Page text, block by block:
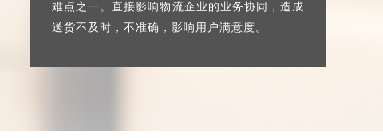
难点之一。直接影响物流企业的业务协同，造成
送货不及时，不准确，影响用户满意度。